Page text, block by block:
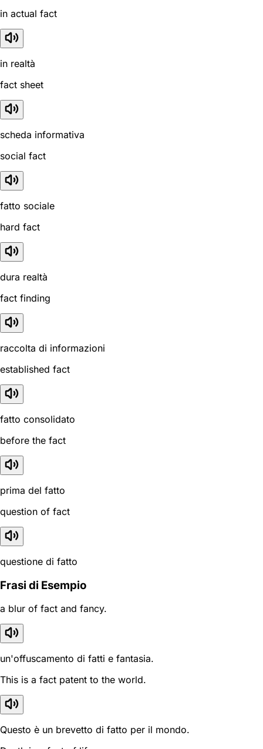
in actual fact
in realtà
fact sheet
scheda informativa
social fact
fatto sociale
hard fact
dura realtà
fact finding
raccolta di informazioni
established fact
fatto consolidato
before the fact
prima del fatto
question of fact
questione di fatto
Frasi di Esempio
a blur of fact and fancy.
un'offuscamento di fatti e fantasia.
This is a fact patent to the world.
Questo è un brevetto di fatto per il mondo.